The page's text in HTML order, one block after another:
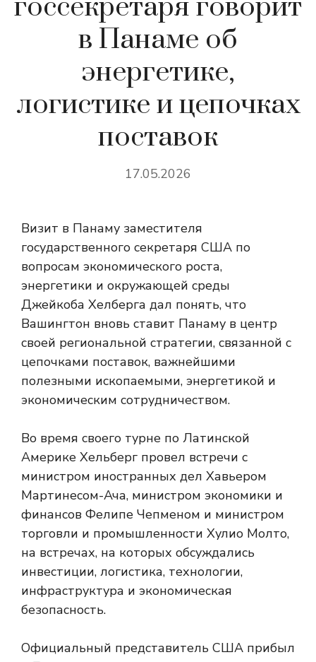
госсекретаря говорит
в Панаме об
энергетике,
логистике и цепочках
поставок
17.05.2026
Визит в Панаму заместителя
государственного секретаря США по
вопросам экономического роста,
энергетики и окружающей среды
Джейкоба Хелберга дал понять, что
Вашингтон вновь ставит Панаму в центр
своей региональной стратегии, связанной с
цепочками поставок, важнейшими
полезными ископаемыми, энергетикой и
экономическим сотрудничеством.
Во время своего турне по Латинской
Америке Хельберг провел встречи с
министром иностранных дел Хавьером
Мартинесом-Ача, министром экономики и
финансов Фелипе Чепменом и министром
торговли и промышленности Хулио Молто,
на встречах, на которых обсуждались
инвестиции, логистика, технологии,
инфраструктура и экономическая
безопасность.
Официальный представитель США прибыл